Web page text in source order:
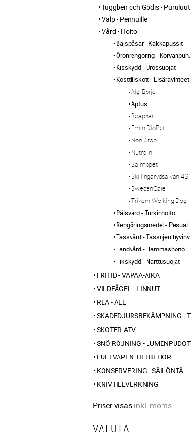
Tuggben och Godis - Puruluut ja Herkut
Valp - Pennuille
Vård - Hoito
Bajspåsar - Kakkapussit
Öronrengöring - Korvanpuhdistus
Kisskydd - Urossuojat
Kosttillskott - Lisäravinteet
Alg-Börje
Aptus
Beaphar
Emin DioPet
Non-Stop
Nutrolin
Salmopet
Skillingarydsalvan 4S
SwedenCare
Trikem Working Dog
Pälsvård - Turkinhoito
Rengöringsmedel - Pesuaineet
Tassvård - Tassujen hyvinvointi
Tandvård - Hammashoito
Tikskydd - Narttusuojat
FRITID - VAPAA-AIKA
VILDFÅGEL - LINNUT
REA - ALE
SKADEDJURSBEKÄMPNING - TUHOLAISTORJUNTA
SKOTER-ATV
SNÖ RÖJNING - LUMENPUDOTUS
LUFTVAPEN TILLBEHÖR
KONSERVERING - SÄILÖNTÄ
KNIVTILLVERKNING
Priser visas inkl. moms
VALUTA